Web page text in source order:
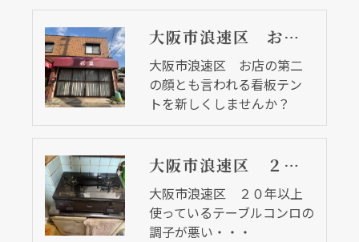
大阪市浪速区 お店の第二の顔とも言われる看板テントを新しくしませんか？
大阪市浪速区 お店の第二
の顔とも言われる看板テン
トを新しくしませんか？
大阪市浪速区 ２０年以上使っているテーブルコンロの調子が悪い・・・
大阪市浪速区 ２０年以上
使っているテーブルコンロの
調子が悪い・・・